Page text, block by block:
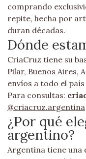
comprando
repite, hecha por
duran décadas.
Dónde
CriaCruz tiene su
Pilar, Buenos Aires,
envíos a todo el
Para consultas:
@criacruz.argentina
¿Por qué
argentino?
Argentina tiene una